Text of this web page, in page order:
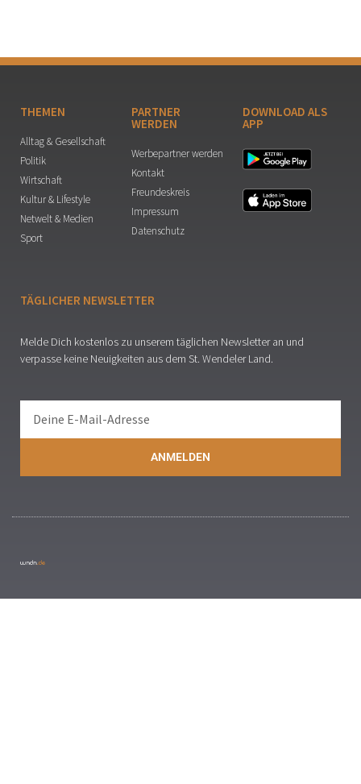
THEMEN
Alltag & Gesellschaft
Politik
Wirtschaft
Kultur & Lifestyle
Netwelt & Medien
Sport
PARTNER
WERDEN
Werbepartner werden
Kontakt
Freundeskreis
Impressum
Datenschutz
DOWNLOAD ALS
APP
TÄGLICHER NEWSLETTER
Melde Dich kostenlos zu unserem täglichen Newsletter an und
verpasse keine Neuigkeiten aus dem St. Wendeler Land.
ANMELDEN